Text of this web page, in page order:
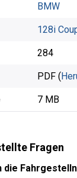
BMW
128i
284
PDF (
7 MB
Fragen
die